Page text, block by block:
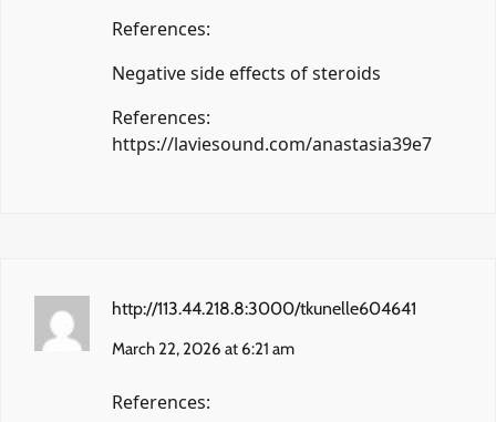
References:
Negative side effects of steroids
References:
https://laviesound.com/anastasia39e7
http://113.44.218.8:3000/tkunelle604641
March 22, 2026 at 6:21 am
References: